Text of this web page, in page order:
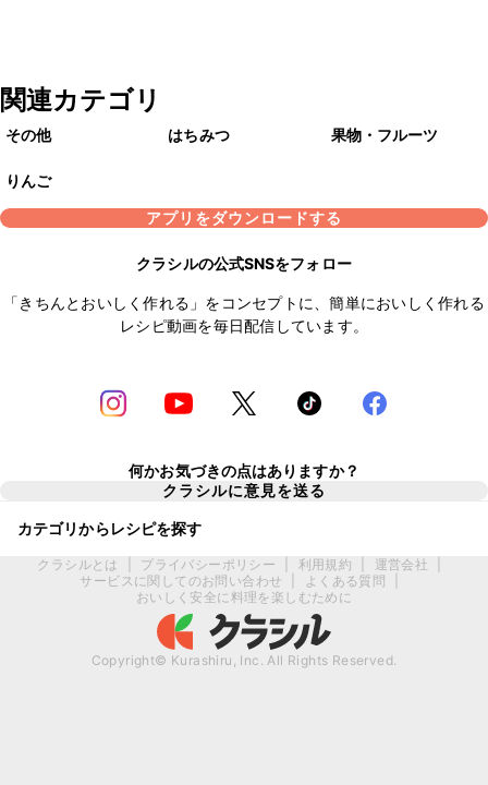
関連カテゴリ
その他 はちみつ 果物・フルーツ
りんご
アプリをダウンロードする
クラシルの公式SNSをフォロー
「きちんとおいしく作れる」をコンセプトに、簡単においしく作れる
レシピ動画を毎日配信しています。
何かお気づきの点はありますか？
クラシルに意見を送る
カテゴリからレシピを探す
クラシルとは プライバシーポリシー 利用規約 運営会社
サービスに関してのお問い合わせ
よくある質問
おいしく安全に料理を楽しむために
Copyright© Kurashiru, Inc. All Rights Reserved.